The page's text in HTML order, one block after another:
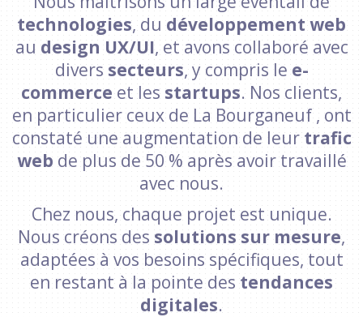
technologies, du développement web
au design UX/UI, et avons collaboré avec
divers secteurs, y compris le e-
commerce et les startups. Nos clients,
en particulier ceux de La Bourganeuf , ont
constaté une augmentation de leur trafic
web de plus de 50 % après avoir travaillé
avec nous.
Chez nous, chaque projet est unique.
Nous créons des solutions sur mesure,
adaptées à vos besoins spécifiques, tout
en restant à la pointe des tendances
digitales.